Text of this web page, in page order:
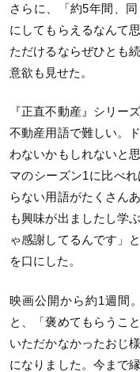
さらに、「約5年間、
にしてもらえるなんて
ただけるならぜひとも
意欲も見せた。
『正直不動産』シリー
不動産用語で難しい。
わないかもしれないと
マのシーズン1に比べ
らない用語がたくさん
も興味が出ましたし学
ゃ感謝してるんです」
を口にした。
映画公開から約1週間
と、「褒めてもらうこ
いただかなかったおじ
になりました。今まで